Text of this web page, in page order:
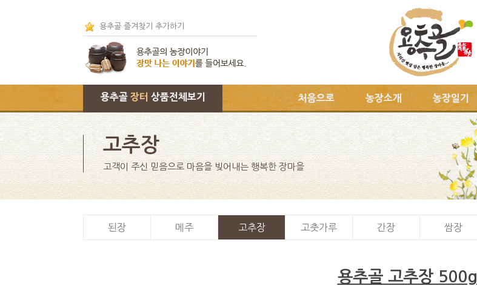
용추골 즐겨찾기 추가하기
용추골 장터 상품전체보기 처음으로 농장소개 농장일기
고추장
고객이 주신 믿음으로 마음을 빚어내는 행복한 장마을
된장 메주 고추장 고춧가루 간장 쌈장
용추골 고추장 500g